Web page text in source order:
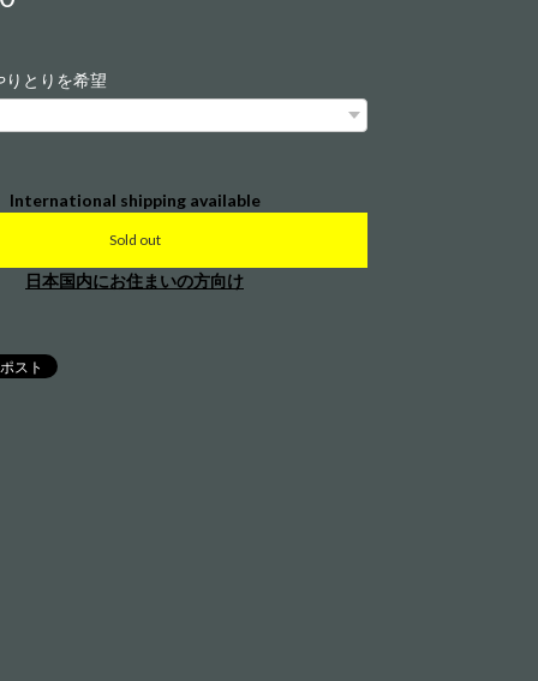
とりを希望
International shipping available
Sold out
日本国内にお住まいの方向け